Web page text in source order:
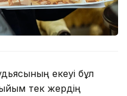
екеуі бұл
тек жердің